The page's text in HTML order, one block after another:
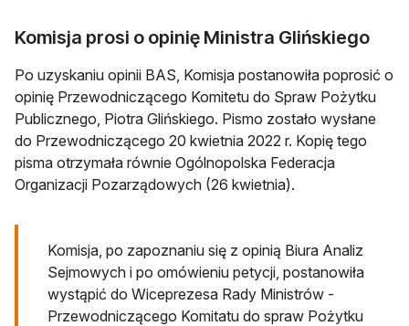
Komisja prosi o opinię Ministra Glińskiego
Po uzyskaniu opinii BAS, Komisja postanowiła poprosić o
opinię Przewodniczącego Komitetu do Spraw Pożytku
Publicznego, Piotra Glińskiego. Pismo zostało wysłane
do Przewodniczącego 20 kwietnia 2022 r. Kopię tego
pisma otrzymała równie Ogólnopolska Federacja
Organizacji Pozarządowych (26 kwietnia).
Komisja, po zapoznaniu się z opinią Biura Analiz
Sejmowych i po omówieniu petycji, postanowiła
wystąpić do Wiceprezesa Rady Ministrów -
Przewodniczącego Komitatu do spraw Pożytku